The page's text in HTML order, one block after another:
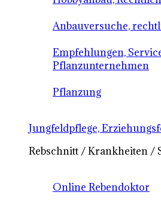
Anbauversuche,
Empfehlungen,
Pflanzunternehmen
Pflanzung
Jungfeldpflege,
Rebschnitt / Krankheiten /
Online Rebendoktor